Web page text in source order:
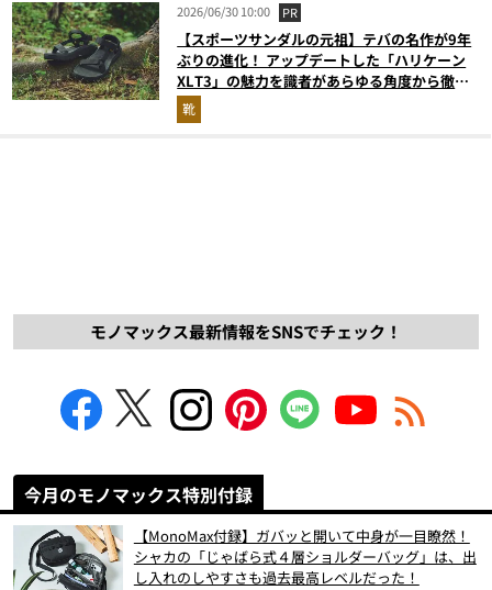
2026/06/30 10:00 PR
【スポーツサンダルの元祖】テバの名作が9年
ぶりの進化！ アップデートした「ハリケーン
XLT3」の魅力を識者があらゆる角度から徹底
解説！
靴
モノマックス最新情報をSNSでチェック！
今月のモノマックス特別付録
【MonoMax付録】ガバッと開いて中身が一目瞭然！
シャカの「じゃばら式４層ショルダーバッグ」は、出
し入れのしやすさも過去最高レベルだった！